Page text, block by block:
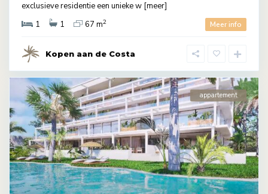
exclusieve residentie een unieke w [meer]
1
1 67 m2 Meer info
Kopen aan de Costa
appartement